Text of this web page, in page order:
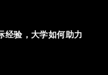
经验，大学如何助力